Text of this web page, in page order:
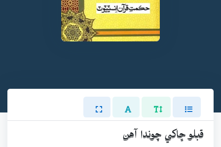
قبلو ڇاکي چوندا آهن